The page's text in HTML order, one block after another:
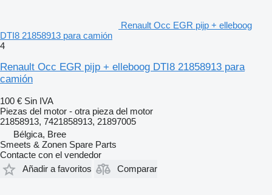
Renault Occ EGR pijp + elleboog
DTI8 21858913 para camión
4
Renault Occ EGR pijp + elleboog DTI8 21858913 para
camión
100 € Sin IVA
Piezas del motor - otra pieza del motor
21858913, 7421858913, 21897005
Bélgica, Bree
Smeets & Zonen Spare Parts
Contacte con el vendedor
Añadir a favoritos
Comparar